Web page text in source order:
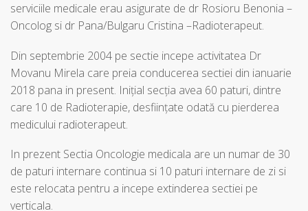
serviciile medicale erau asigurate de dr Rosioru Benonia –
Oncolog si dr Pana/Bulgaru Cristina –Radioterapeut.
Din septembrie 2004 pe sectie incepe activitatea Dr
Movanu Mirela care preia conducerea sectiei din ianuarie
2018 pana in present. Inițial secția avea 60 paturi, dintre
care 10 de Radioterapie, desființate odată cu pierderea
medicului radioterapeut.
In prezent Sectia Oncologie medicala are un numar de 30
de paturi internare continua si 10 paturi internare de zi si
este relocata pentru a incepe extinderea sectiei pe
verticala.